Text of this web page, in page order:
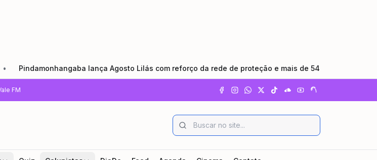
Pindamonhangaba lança Agosto Lilás com reforço da rede de proteção e mais de 540 dias sem feminicídio
FM